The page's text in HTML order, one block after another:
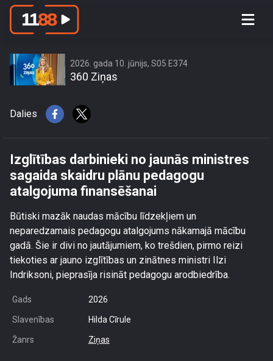
Izglītības darbinieki no jaunās
pedagogu atalgojuma finansēšanai
2026. gada 10. jūnijs, S05 E374
360 Ziņas
Dalies
Izglītības darbinieki no jaunās ministres
sagaida skaidru plānu pedagogu
atalgojuma finansēšanai
Būtiski mazāk naudas mācību līdzekļiem un
neparedzamais pedagogu atalgojums nākamajā mācību
gadā. Šie ir divi no jautājumiem, ko trešdien, pirmo reizi
tiekoties ar jauno izglītības un zinātnes ministri Ilzi
Indriksoni, pieprasīja risināt pedagogu arodbiedrība.
Gads 2026
Slavenības Hilda Cīrule
Žanrs Ziņas